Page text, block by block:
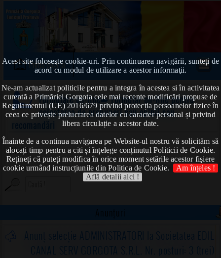
Acest site foloseşte cookie-uri. Prin continuarea navigării, sunteți de
acord cu modul de utilizare a acestor informaţii.
Ne-am actualizat politicile pentru a integra în acestea si în activitatea
curentă a Primăriei Gorgota cele mai recente modificări propuse de
Regulamentul (UE) 2016/679 privind protecția persoanelor fizice în
ceea ce privește prelucrarea datelor cu caracter personal și privind
libera circulație a acestor date.
Înainte de a continua navigarea pe Website-ul nostru vă solicităm să
alocați timp pentru a citi și înțelege conținutul Politicii de Cookie.
Rețineți că puteți modifica în orice moment setările acestor fişiere
cookie urmând instrucțiunile din Politica de Cookie.
Am înțeles !
Află detalii aici !
Prima pagină
Formulare on-line➠ Formular on-line pentru
colectarea de propuneri sau opinii sau
recomandări
Aici !
Anunțuri
Anunț selecție ADMINISTRATORI la Societatea EDIL
CANAL SERV GORGOTA S.R.L. Nr. posturi: 3 (trei)